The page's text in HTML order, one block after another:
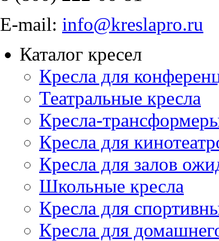
E-mail: info@kreslapro.ru
Каталог кресел
Кресла для
Театральные кресла
Кресла-
Кресла для
Кресла для залов
Школьные кресла
Кресла для
Кресла для